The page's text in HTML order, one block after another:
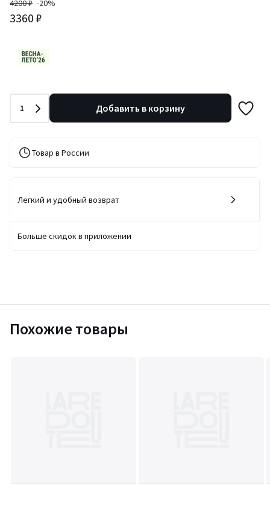
4200 ₽ -20%
3360 ₽
Количество
1 Добавить в корзину
Товар в России
Легкий и удобный возврат
Больше скидок в приложении
Похожие товары